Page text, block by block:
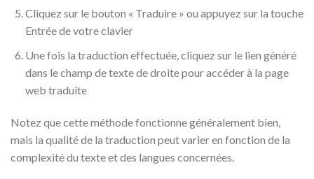
Cliquez sur le bouton « Traduire » ou appuyez sur la touche
Entrée de votre clavier
Une fois la traduction effectuée, cliquez sur le lien généré
dans le champ de texte de droite pour accéder à la page
web traduite
Notez que cette méthode fonctionne généralement bien,
mais la qualité de la traduction peut varier en fonction de la
complexité du texte et des langues concernées.